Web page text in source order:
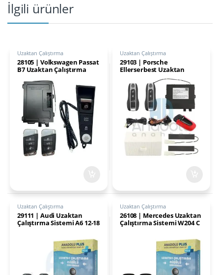
İlgili ürünler
Uzaktan Çalıştırma
28105 | Volkswagen Passat
B7 Uzaktan Çalıştırma
Uzaktan Çalıştırma
29103 | Porsche
Ellerserbest Uzaktan
Çalıştırma Sistemi
Cayenne 05-09
Uzaktan Çalıştırma
29111 | Audi Uzaktan
Çalıştırma Sistemi A6 12-18
Uzaktan Çalıştırma
26108 | Mercedes Uzaktan
Çalıştırma Sistemi W204 C